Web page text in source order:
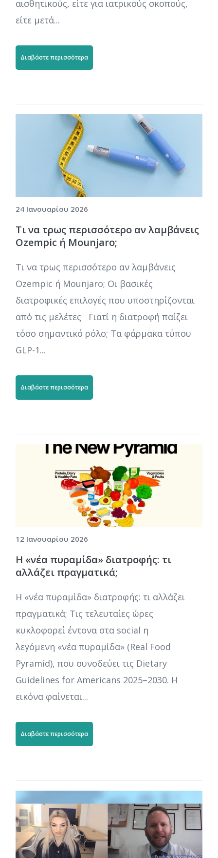
αισθητικούς, είτε για ιατρικούς σκοπούς,
είτε μετά...
Διαβάστε περισσότερα
24 Ιανουαρίου 2026
Τι να τρως περισσότερο αν λαμβάνεις
Ozempic ή Mounjaro;
Τι να τρως περισσότερο αν λαμβάνεις
Ozempic ή Mounjaro; Οι βασικές
διατροφικές επιλογές που υποστηρίζονται
από τις μελέτες Γιατί η διατροφή παίζει
τόσο σημαντικό ρόλο; Τα φάρμακα τύπου
GLP-1...
Διαβάστε περισσότερα
12 Ιανουαρίου 2026
Η «νέα πυραμίδα» διατροφής: τι
αλλάζει πραγματικά;
Η «νέα πυραμίδα» διατροφής: τι αλλάζει
πραγματικά; Τις τελευταίες ώρες
κυκλοφορεί έντονα στα social η
λεγόμενη «νέα πυραμίδα» (Real Food
Pyramid), που συνοδεύει τις Dietary
Guidelines for Americans 2025–2030. Η
εικόνα φαίνεται...
Διαβάστε περισσότερα